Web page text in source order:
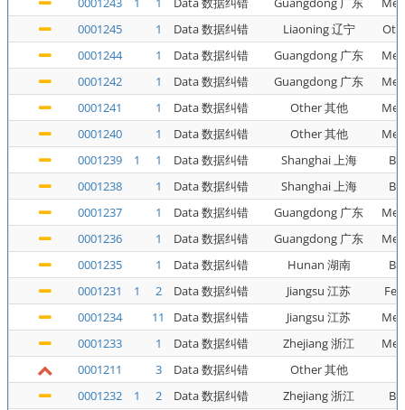
0001245
1 Data 数据纠错 Liaoning 辽宁
0001244
1 Data 数据纠错 Guangdong 广东
0001242
1 Data 数据纠错 Guangdong 广东
0001241
1 Data 数据纠错 Other 其他
0001240
1 Data 数据纠错 Other 其他
0001239
1 1 Data 数据纠错 Shanghai 上海
0001238
1 Data 数据纠错 Shanghai 上海
0001237
1 Data 数据纠错 Guangdong 广东
0001236
1 Data 数据纠错 Guangdong 广东
0001235
1 Data 数据纠错 Hunan 湖南
0001231
1 2 Data 数据纠错 Jiangsu 江苏
0001234
11 Data 数据纠错 Jiangsu 江苏
0001233
1 Data 数据纠错 Zhejiang 浙江
0001211
3 Data 数据纠错
Other 其他
0001232
1 2 Data 数据纠错 Zhejiang 浙江